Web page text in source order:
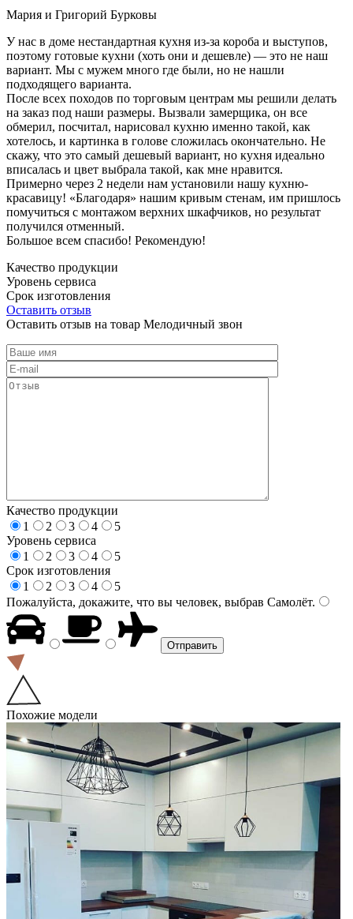
Мария и Григорий Бурковы
У нас в доме нестандартная кухня из-за короба и выступов,
поэтому готовые кухни (хоть они и дешевле) — это не наш
вариант. Мы с мужем много где были, но не нашли
подходящего варианта.
После всех походов по торговым центрам мы решили делать
на заказ под наши размеры. Вызвали замерщика, он все
обмерил, посчитал, нарисовал кухню именно такой, как
хотелось, и картинка в голове сложилась окончательно. Не
скажу, что это самый дешевый вариант, но кухня идеально
вписалась и цвет выбрала такой, как мне нравится.
Примерно через 2 недели нам установили нашу кухню-
красавицу! «Благодаря» нашим кривым стенам, им пришлось
помучиться с монтажом верхних шкафчиков, но результат
получился отменный.
Большое всем спасибо! Рекомендую!
Качество продукции
Уровень сервиса
Срок изготовления
Оставить отзыв
Оставить отзыв на товар Мелодичный звон
Качество продукции
1
2 3 4
5
Уровень сервиса
1
2 3 4
5
Срок изготовления
1
2 3 4
5
Пожалуйста, докажите, что вы человек, выбрав Самолёт.
Похожие модели